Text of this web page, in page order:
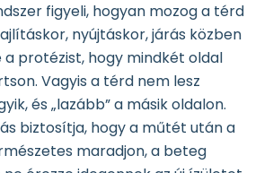
figyeli, hogyan mozog a térd
nyújtáskor, járás közben
a protézist, hogy mindkét oldal
Vagyis a térd nem lesz
és „lazább” a másik oldalon.
biztosítja, hogy a műtét után a
maradjon, a beteg